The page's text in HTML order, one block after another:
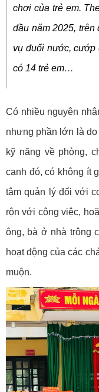
chơi của trẻ em.
đầu năm 2025,
vụ đuối nước, cướp
có 14 trẻ em…
Có nhiều nguyên
nhưng phần lớn là
kỹ năng về phòng,
cạnh đó, có không ít
tâm quản lý đối với
rộn với công việc,
ông, bà ở nhà trông
hoạt động của các
muộn.